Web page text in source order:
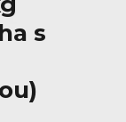
s